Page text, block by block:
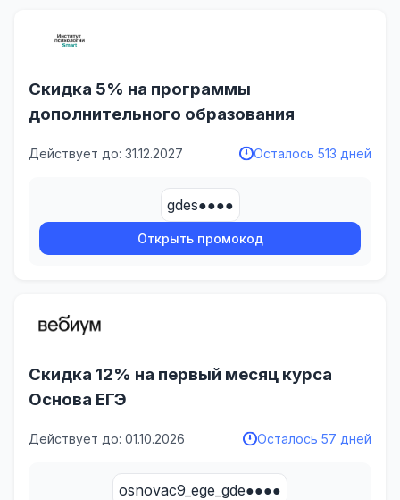
Скидка 5% на программы
дополнительного образования
Действует до: 31.12.2027 Осталось 513 дней
gdes●●●●
Открыть промокод
Скидка 12% на первый месяц курса
Основа ЕГЭ
Действует до: 01.10.2026 Осталось 57 дней
osnovac9_ege_gde●●●●